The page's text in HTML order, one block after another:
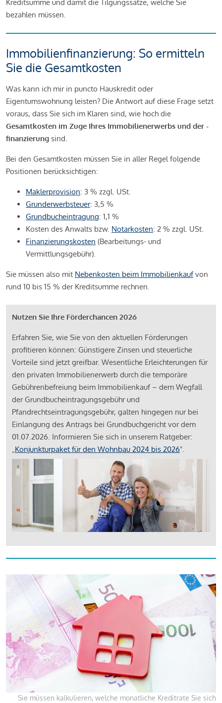
Kreditsumme und damit die Tilgungssätze, welche Sie
bezahlen müssen.
Immobilienfinanzierung: So ermitteln
Sie die Gesamtkosten
Was kann ich mir in puncto Hauskredit oder
Eigentumswohnung leisten? Die Antwort auf diese Frage setzt
voraus, dass Sie sich im Klaren sind, wie hoch die
Gesamtkosten im Zuge Ihres Immobilienerwerbs und der -
finanzierung sind.
Bei den Gesamtkosten müssen Sie in aller Regel folgende
Positionen berücksichtigen:
Maklerprovision: 3 % zzgl. USt.
Grunderwerbsteuer: 3,5 %
Grundbucheintragung: 1,1 %
Kosten des Anwalts bzw. Notarkosten: 2 % zzgl. USt.
Finanzierungskosten (Bearbeitungs- und
Vermittlungsgebühr).
Sie müssen also mit Nebenkosten beim Immobilienkaufvon
rund 10 bis 15 % der Kreditsumme rechnen.
Nutzen Sie Ihre Förderchancen 2026
Erfahren Sie, wie Sie von den aktuellen Förderungen
profitieren können: Günstigere Zinsen und steuerliche
Vorteile sind jetzt greifbar. Wesentliche Erleichterungen für
den privaten Immobilienerwerb durch die temporäre
Gebührenbefreiung beim Immobilienkauf – dem Wegfall
der Grundbucheintragungsgebühr und
Pfandrechtseintragungsgebühr, galten hingegen nur bei
Einlangung des Antrags bei Grundbuchgericht vor dem
01.07.2026. Informieren Sie sich in unserem Ratgeber:
„Konjunkturpaket für den Wohnbau 2024 bis 2026".
Sie müssen kalkulieren, welche monatliche Kreditrate Sie sich